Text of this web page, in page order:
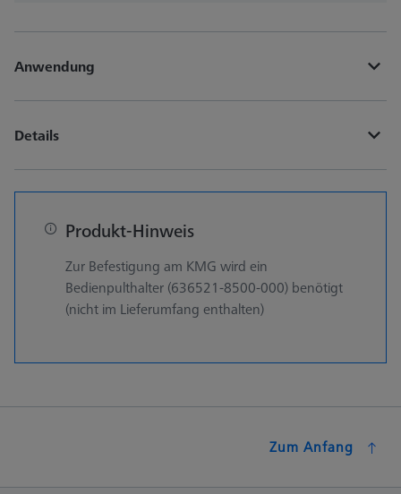
Anwendung
Details
Produkt-Hinweis
Zur Befestigung am KMG wird ein
Bedienpulthalter (636521-8500-000) benötigt
(nicht im Lieferumfang enthalten)
Zum Anfang